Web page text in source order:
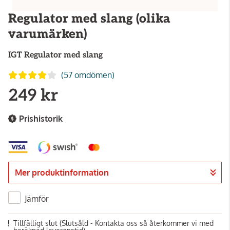
Regulator med slang (olika
varumärken)
IGT Regulator med slang
(57 omdömen)
249 kr
Prishistorik
Mer produktinformation
Jämför
Tillfälligt slut (Slutsåld - Kontakta oss så återkommer vi med